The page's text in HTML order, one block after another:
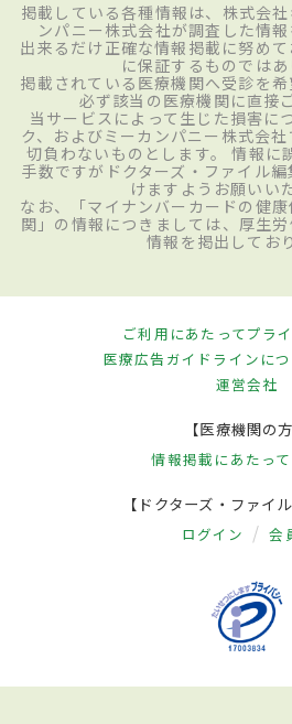
掲載している各種情報は、株式会
ンパニー株式会社が調査した情報
出来るだけ正確な情報掲載に努め
に保証するものではあ
掲載されている医療機関へ受診を
必ず該当の医療機関に直接
当サービスによって生じた損害に
ク、およびミーカンパニー株式会
切負わないものとします。 情報に
手数ですがドクターズ・ファイル
けますようお願いい
なお、「マイナンバーカードの健
関」の情報につきましては、厚生労
情報を掲出してお
ご利用にあたってプラ
医療広告ガイドラインに
運営会社
【医療機関の方
情報掲載にあたって
【ドクターズ・ファイ
ログイン 会